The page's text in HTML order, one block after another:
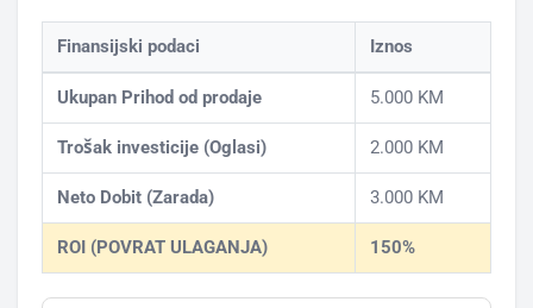
Finansijski podaci Iznos
Ukupan Prihod od prodaje 5.000 KM
Trošak investicije (Oglasi) 2.000 KM
Neto Dobit (Zarada) 3.000 KM
ROI (POVRAT ULAGANJA) 150%